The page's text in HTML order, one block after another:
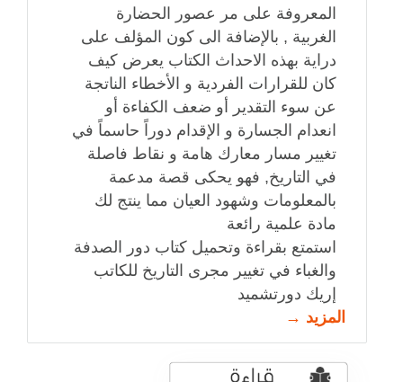
المعروفة على مر عصور الحضارة
الغربية , بالإضافة الى كون المؤلف على
دراية بهذه الاحداث الكتاب يعرض كيف
كان للقرارات الفردية و الأخطاء الناتجة
عن سوء التقدير أو ضعف الكفاءة أو
انعدام الجسارة و الإقدام دوراً حاسماً في
تغيير مسار معارك هامة و نقاط فاصلة
في التاريخ, فهو يحكى قصة مدعمة
بالمعلومات وشهود العيان مما ينتج لك
مادة علمية رائعة
استمتع بقراءة وتحميل كتاب دور الصدفة
والغباء في تغيير مجرى التاريخ للكاتب
إريك دورتشميد
المزيد →